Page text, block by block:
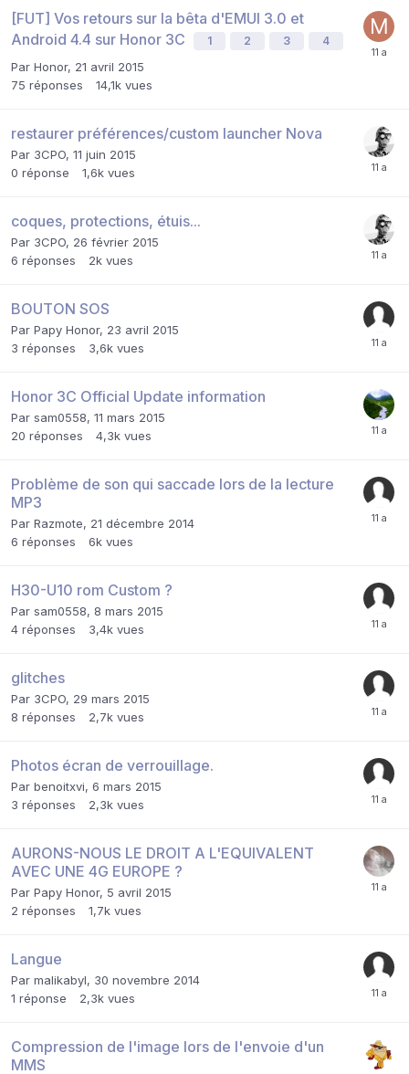
[FUT] Vos retours sur la bêta d'EMUI 3.0 et
Android 4.4 sur Honor 3C
1 2 3 4
Par Honor, 21 avril 2015
75 réponses 14,1k vues
restaurer préférences/custom launcher Nova
Par 3CPO, 11 juin 2015
0 réponse 1,6k vues
coques, protections, étuis...
Par 3CPO, 26 février 2015
6 réponses 2k vues
BOUTON SOS
Par Papy Honor, 23 avril 2015
3 réponses 3,6k vues
Honor 3C Official Update information
Par sam0558, 11 mars 2015
20 réponses 4,3k vues
Problème de son qui saccade lors de la lecture
MP3
Par Razmote, 21 décembre 2014
6 réponses 6k vues
H30-U10 rom Custom ?
Par sam0558, 8 mars 2015
4 réponses 3,4k vues
glitches
Par 3CPO, 29 mars 2015
8 réponses 2,7k vues
Photos écran de verrouillage.
Par benoitxvi, 6 mars 2015
3 réponses 2,3k vues
AURONS-NOUS LE DROIT A L'EQUIVALENT
AVEC UNE 4G EUROPE ?
Par Papy Honor, 5 avril 2015
2 réponses 1,7k vues
Langue
Par malikabyl, 30 novembre 2014
1 réponse 2,3k vues
Compression de l'image lors de l'envoie d'un
MMS